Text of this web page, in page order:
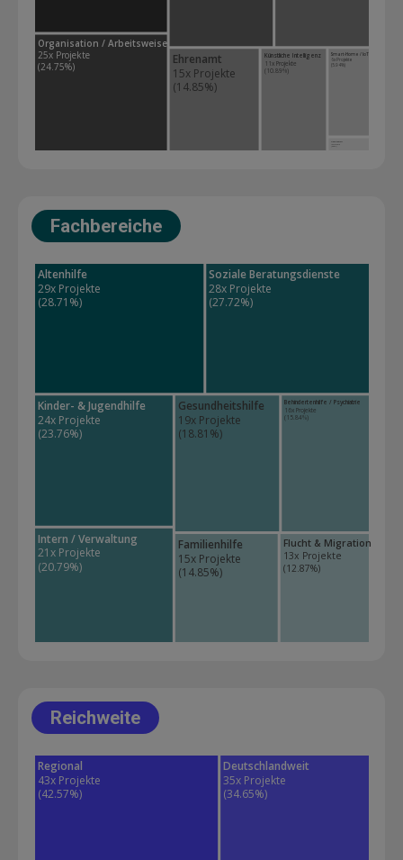
Organisation / Arbeitsweisen
25x Projekte
(24.75%)
Ehrenamt
15x Projekte
(14.85%)
Künstliche Intelligenz
11x Projekte
(10.89%)
Smart-Home / IoT
6x Projekte
(5.94%)
Video / Podcast
1x Projekte
(0.99%)
Fachbereiche
Altenhilfe
29x Projekte
(28.71%)
Soziale Beratungsdienste
28x Projekte
(27.72%)
Kinder- & Jugendhilfe
24x Projekte
(23.76%)
Intern / Verwaltung
21x Projekte
(20.79%)
Gesundheitshilfe
19x Projekte
(18.81%)
Behindertenhilfe / Psychiatrie
16x Projekte
(15.84%)
Familienhilfe
15x Projekte
(14.85%)
Flucht & Migration
13x Projekte
(12.87%)
Reichweite
Regional
43x Projekte
(42.57%)
Deutschlandweit
35x Projekte
(34.65%)